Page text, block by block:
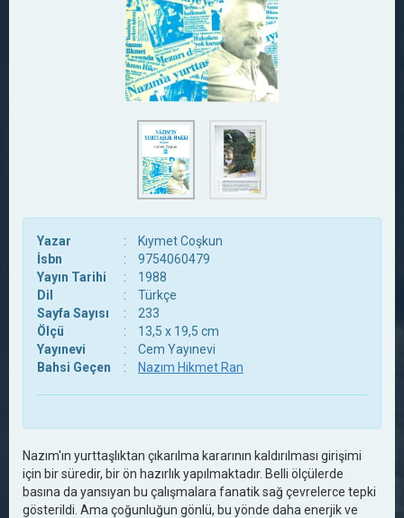
Yazar :
Kıymet Coşkun
İsbn
:
9754060479
Yayın Tarihi
:
1988
Dil
:
Türkçe
Sayfa Sayısı
:
233
Ölçü
:
13,5 x 19,5 cm
Yayınevi
:
Cem Yayınevi
Bahsi Geçen
: Nazım Hikmet Ran
Nazım'ın yurttaşlıktan çıkarılma kararının kaldırılması girişimi
için bir süredir, bir ön hazırlık yapılmaktadır. Belli ölçülerde
basına da yansıyan bu çalışmalara fanatik sağ çevrelerce tepki
gösterildi. Ama çoğunluğun gönlü, bu yönde daha enerjik ve